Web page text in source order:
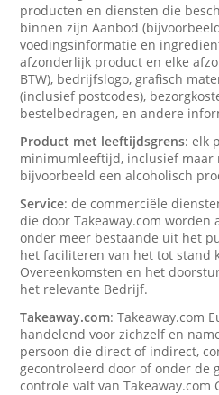
producten en diensten die
binnen zijn Aanbod
voedingsinformatie en
afzonderlijk product en elke
BTW), bedrijfslogo, grafisch
(inclusief postcodes),
bestelbedragen, en andere
Product met leeftijdsgrens: elk
minimumleeftijd, inclusief maar
bijvoorbeeld een alcoholisch
Service: de commerciële
die door Takeaway.com worden
onder meer bestaande uit het
het faciliteren van het tot stand
Overeenkomsten en het
het relevante Bedrijf.
Takeaway.com: Takeaway.com
handelend voor zichzelf en
persoon die direct of indirect,
gecontroleerd door of onder de
controle valt van Takeaway.com